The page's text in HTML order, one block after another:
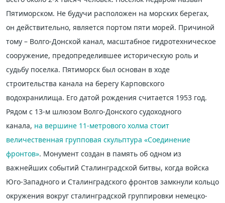
Пятиморском. Не будучи расположен на морских берегах,
он действительно, является портом пяти морей. Причиной
тому – Волго-Донской канал, масштабное гидротехническое
сооружение, предопределившее историческую роль и
судьбу поселка. Пятиморск был основан в ходе
строительства канала на берегу Карповского
водохранилища. Его датой рождения считается 1953 год.
Рядом с 13-м шлюзом Волго-Донского судоходного
канала, на вершине 11-метрового холма стоит
величественная групповая скульптура «Соединение
фронтов». Монумент создан в память об одном из
важнейших событий Сталинградской битвы, когда войска
Юго-Западного и Сталинградского фронтов замкнули кольцо
окружения вокруг сталинградской группировки немецко-